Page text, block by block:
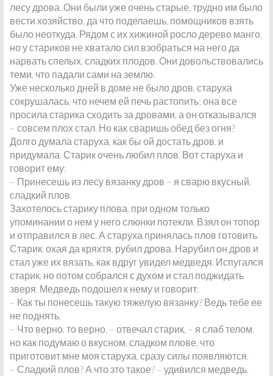
лесу дрова. Они были уже очень старые, трудно им было
вести хозяйство, да что поделаешь, помощников взять
было неоткуда. Рядом с их хижиной росло дерево манго,
но у стариков не хватало сил взобраться на него да
нарвать спелых, сладких плодов. Они довольствовались
теми, что падали сами на землю.
Уже несколько дней в доме не было дров, старуха
сокрушалась, что нечем ей печь растопить; она все
просила старика сходить за дровами, а он отказывался
– совсем плох стал. Но как сваришь обед без огня?
Долго думала старуха, как бы ой достать дров, и
придумала. Старик очень любил плов. Вот старуха и
говорит ему:
– Принесешь из лесу вязанку дров – я сварю вкусный,
сладкий плов.
Захотелось старику плова, при одном только
упоминании о нем у него слюнки потекли. Взял он топор
и отправился в лес. А старуха принялась плов готовить.
Старик, охая да кряхтя, рубил дрова. Нарубил он дров и
стал уже их вязать, как вдруг увидел медведя. Испугался
старик, но потом собрался с духом и стал поджидать
зверя. Медведь подошел к нему и говорит:
– Как ты понесешь такую тяжелую вязанку? Ведь тебе ее
не поднять.
– Что верно, то верно, – отвечал старик, – я слаб телом,
но как подумаю о вкусном, сладком плове, что
приготовит мне моя старуха, сразу силы появляются.
– Сладкий плов? А что зто такое? – удивился медведь.